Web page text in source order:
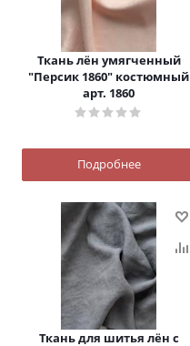
Ткань лён умягченный
"Персик 1860" костюмный
арт. 1860
Подробнее
Ткань для шитья лён с